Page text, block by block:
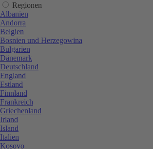
Regionen
Albanien
Andorra
Belgien
Bosnien und Herzegowina
Bulgarien
Dänemark
Deutschland
England
Estland
Finnland
Frankreich
Griechenland
Irland
Island
Italien
Kosovo